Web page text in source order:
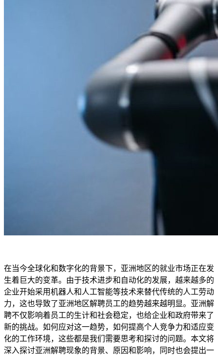
在当今全球化和数字化的背景下，亚洲地区的就业市场正在发
生着巨大的变革。由于技术进步和自动化的发展，越来越多的
企业开始采用机器人和人工智能等技术来替代传统的人工劳动
力，这也导致了亚洲地区解聘员工的趋势越来越明显。亚洲解
聘不仅影响着员工的生计和社会稳定，也给企业和政府带来了
新的挑战。如何应对这一趋势，如何提高个人竞争力和适应变
化的工作环境，这些都是我们需要思考和探讨的问题。本文将
深入探讨亚洲解聘现象的背景、原因和影响，同时也会提出一